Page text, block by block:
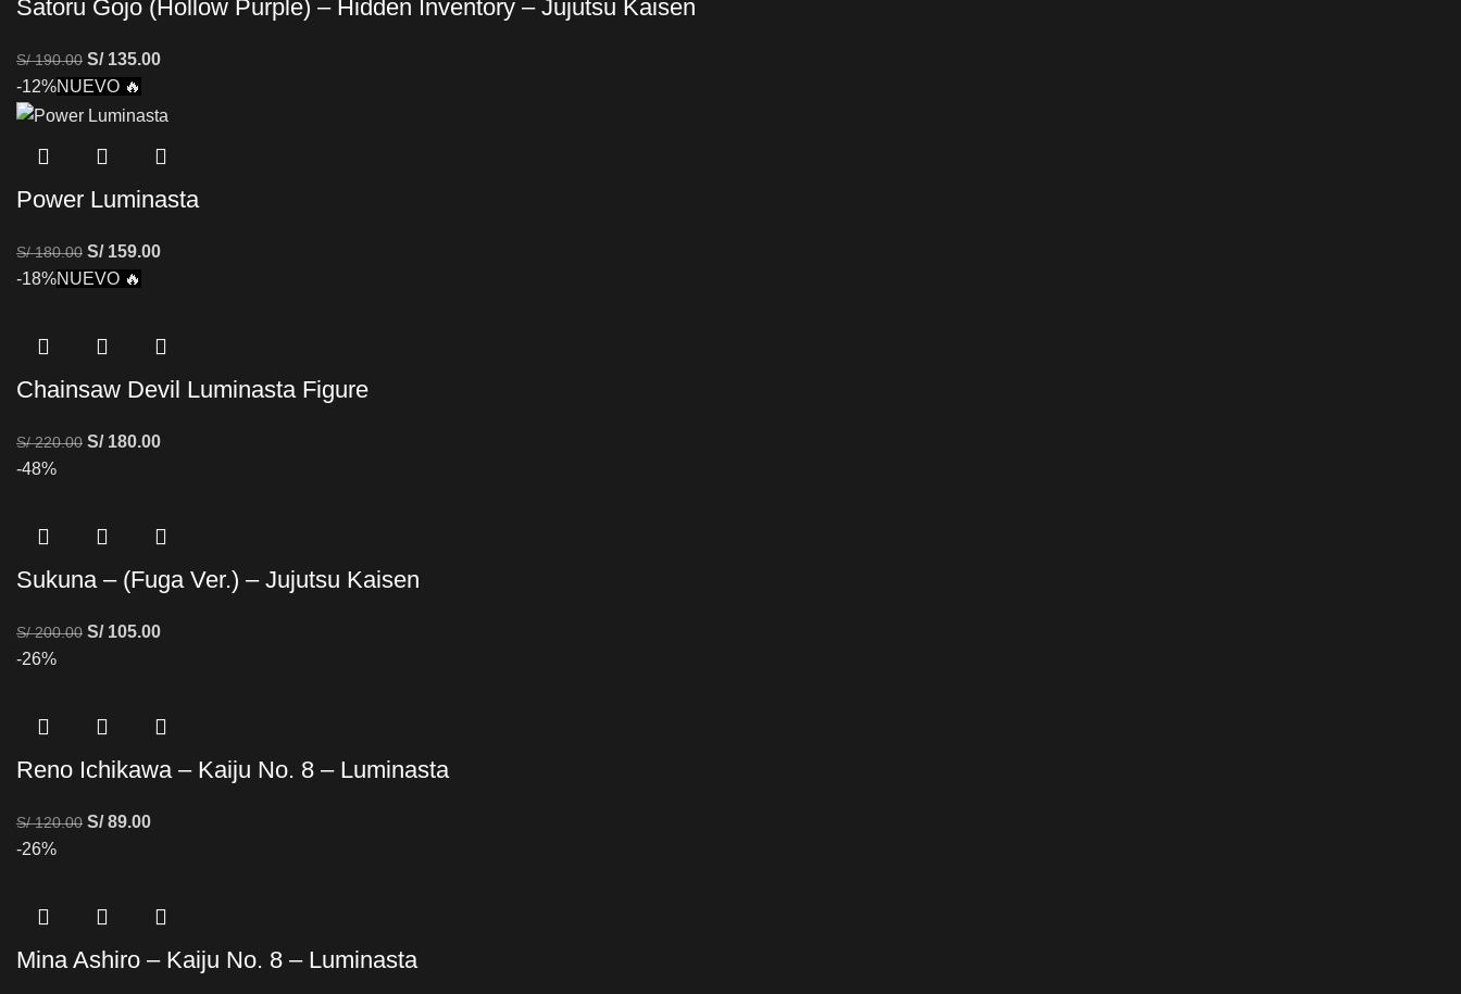
Satoru Gojo (Hollow Purple) – Hidden Inventory – Jujutsu Kaisen
S/190.00 S/135.00
-12%NUEVO 🔥
Power Luminasta
S/180.00 S/159.00
-18%NUEVO 🔥
Chainsaw Devil Luminasta Figure
S/220.00 S/180.00
-48%
Sukuna – (Fuga Ver.) – Jujutsu Kaisen
S/200.00 S/105.00
-26%
Reno Ichikawa – Kaiju No. 8 – Luminasta
S/120.00 S/89.00
-26%
Mina Ashiro – Kaiju No. 8 – Luminasta